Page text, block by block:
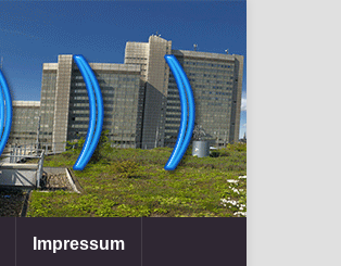
Impressum